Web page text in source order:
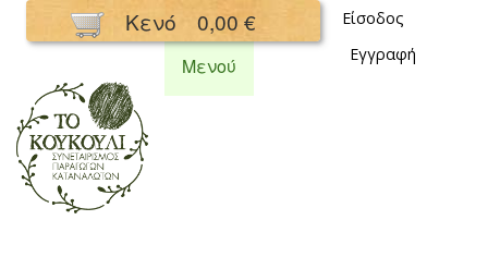
Παράκαμψη
προς το
κυρίως
Κενό 0,00 €
Είσοδος
Εγγραφή
Συνεταιρισμός
Μενού